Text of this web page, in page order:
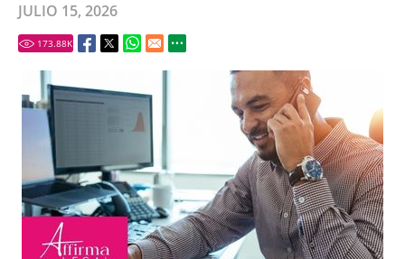
JULIO 15, 2026
173.88K